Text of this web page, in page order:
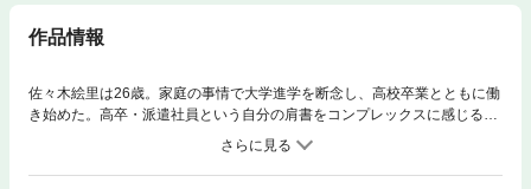
作品情報
佐々木絵里は26歳。家庭の事情で大学進学を断念し、高校卒業とともに働
き始めた。高卒・派遣社員という自分の肩書をコンプレックスに感じるあ
まりコミュ障気味になってしまい、派遣開始から3か月が経った今も、社
内には友達ゼロ。そんなある日、いつも通り会社近くの穴場カフェでボッ
チ飯をしていると、ある男性から突然、声をかけられる。まるで旧知の仲